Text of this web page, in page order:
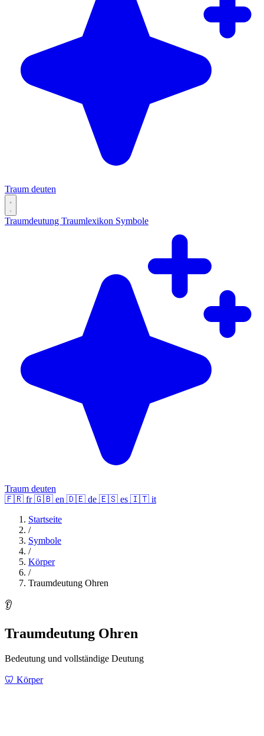
Traum deuten
Traumdeutung Traumlexikon Symbole
Traum deuten
🇫🇷 fr 🇬🇧 en 🇩🇪 de 🇪🇸 es 🇮🇹 it
Startseite
/
Symbole
/
Körper
/
Traumdeutung Ohren
👂
Traumdeutung Ohren
Bedeutung und vollständige Deutung
🦷 Körper